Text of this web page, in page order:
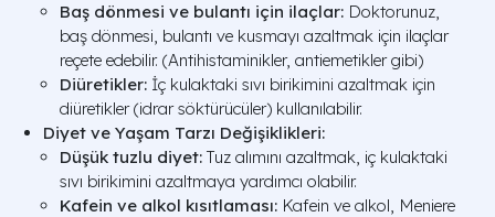
Baş dönmesi ve bulantı için ilaçlar: Doktorunuz,
baş dönmesi, bulantı ve kusmayı azaltmak için ilaçlar
reçete edebilir. (Antihistaminikler, antiemetikler gibi)
Diüretikler: İç kulaktaki sıvı birikimini azaltmak için
diüretikler (idrar söktürücüler) kullanılabilir.
Diyet ve Yaşam Tarzı Değişiklikleri:
Düşük tuzlu diyet: Tuz alımını azaltmak, iç kulaktaki
sıvı birikimini azaltmaya yardımcı olabilir.
Kafein ve alkol kısıtlaması: Kafein ve alkol, Meniere